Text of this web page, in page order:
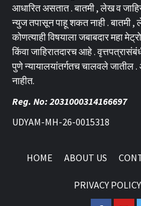
आधारित असतात . बातमी , लेख व
न्युज तपासून पाहू शकत नाही . बातमी ,
कोणत्याही विषयाला जबाबदार महा
किंवा जाहिरातदारच आहे .
पुणे न्यायालयांतर्गतच चालवले जातील
नाहीत.
Reg. No: 2031000314166697
UDYAM-MH-26-0015318
HOME ABOUT US
PRIVACY POLICY